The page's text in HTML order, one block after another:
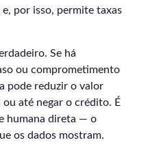
por isso, permite taxas
Se há
ou comprometimento
pode reduzir o valor
até negar o crédito. É
humana direta — o
os dados mostram.